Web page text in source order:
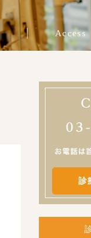
Access
診